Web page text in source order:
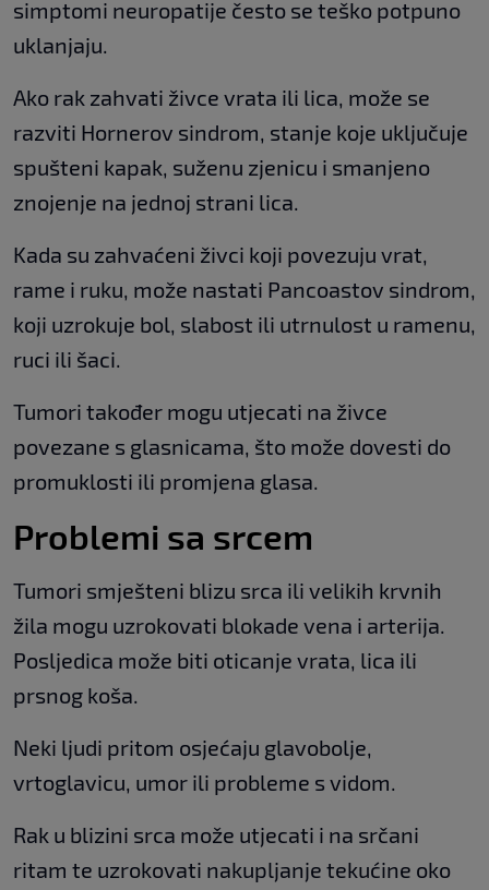
simptomi neuropatije često se teško potpuno
uklanjaju.
Ako rak zahvati živce vrata ili lica, može se
razviti Hornerov sindrom, stanje koje uključuje
spušteni kapak, suženu zjenicu i smanjeno
znojenje na jednoj strani lica.
Kada su zahvaćeni živci koji povezuju vrat,
rame i ruku, može nastati Pancoastov sindrom,
koji uzrokuje bol, slabost ili utrnulost u ramenu,
ruci ili šaci.
Tumori također mogu utjecati na živce
povezane s glasnicama, što može dovesti do
promuklosti ili promjena glasa.
Problemi sa srcem
Tumori smješteni blizu srca ili velikih krvnih
žila mogu uzrokovati blokade vena i arterija.
Posljedica može biti oticanje vrata, lica ili
prsnog koša.
Neki ljudi pritom osjećaju glavobolje,
vrtoglavicu, umor ili probleme s vidom.
Rak u blizini srca može utjecati i na srčani
ritam te uzrokovati nakupljanje tekućine oko